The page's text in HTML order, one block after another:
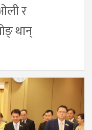
र
थान्